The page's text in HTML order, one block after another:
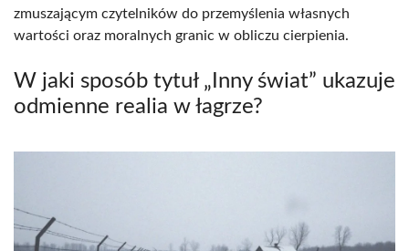
zmuszającym czytelników do przemyślenia własnych
wartości oraz moralnych granic w obliczu cierpienia.
W jaki sposób tytuł „Inny świat” ukazuje
odmienne realia w łagrze?